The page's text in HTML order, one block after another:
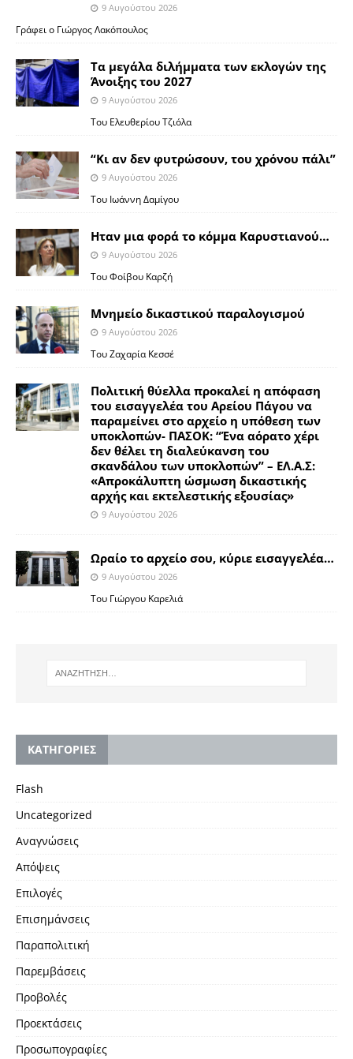
9 Αυγούστου 2026
Γράφει ο Γιώργος Λακόπουλος
Τα μεγάλα διλήμματα των εκλογών της
Άνοιξης του 2027
9 Αυγούστου 2026
Του Ελευθερίου Τζιόλα
“Κι αν δεν φυτρώσουν, του χρόνου πάλι”
9 Αυγούστου 2026
Toυ Ιωάννη Δαμίγου
Ηταν μια φορά το κόμμα Καρυστιανού…
9 Αυγούστου 2026
Του Φοίβου Καρζή
Μνημείο δικαστικού παραλογισμού
9 Αυγούστου 2026
Του Ζαχαρία Κεσσέ
Πολιτική θύελλα προκαλεί η απόφαση
του εισαγγελέα του Αρείου Πάγου να
παραμείνει στο αρχείο η υπόθεση των
υποκλοπών- ΠΑΣΟΚ: “Ένα αόρατο χέρι
δεν θέλει τη διαλεύκανση του
σκανδάλου των υποκλοπών” – ΕΛ.Α.Σ:
«Απροκάλυπτη ώσμωση δικαστικής
αρχής και εκτελεστικής εξουσίας»
9 Αυγούστου 2026
Ωραίο το αρχείο σου, κύριε εισαγγελέα…
9 Αυγούστου 2026
Του Γιώργου Καρελιά
KΑΤΗΓΟΡΙΕΣ
Flash
Uncategorized
Αναγνώσεις
Απόψεις
Επιλογές
Επισημάνσεις
Παραπολιτική
Παρεμβάσεις
Προβολές
Προεκτάσεις
Προσωπογραφίες